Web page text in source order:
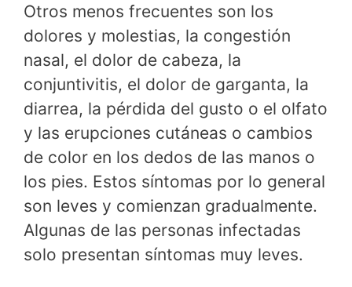
Otros menos frecuentes son los
dolores y molestias, la congestión
nasal, el dolor de cabeza, la
conjuntivitis, el dolor de garganta, la
diarrea, la pérdida del gusto o el olfato
y las erupciones cutáneas o cambios
de color en los dedos de las manos o
los pies. Estos síntomas por lo general
son leves y comienzan gradualmente.
Algunas de las personas infectadas
solo presentan síntomas muy leves.